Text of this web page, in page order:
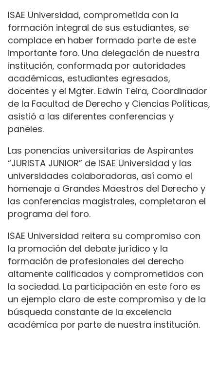
ISAE Universidad, comprometida con la
formación integral de sus estudiantes, se
complace en haber formado parte de este
importante foro. Una delegación de nuestra
institución, conformada por autoridades
académicas, estudiantes egresados,
docentes y el Mgter. Edwin Teira, Coordinador
de la Facultad de Derecho y Ciencias Políticas,
asistió a las diferentes conferencias y
paneles.
Las ponencias universitarias de Aspirantes
“JURISTA JUNIOR” de ISAE Universidad y las
universidades colaboradoras, así como el
homenaje a Grandes Maestros del Derecho y
las conferencias magistrales, completaron el
programa del foro.
ISAE Universidad reitera su compromiso con
la promoción del debate jurídico y la
formación de profesionales del derecho
altamente calificados y comprometidos con
la sociedad. La participación en este foro es
un ejemplo claro de este compromiso y de la
búsqueda constante de la excelencia
académica por parte de nuestra institución.